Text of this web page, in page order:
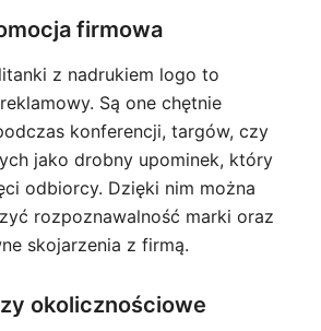
firmowa
z nadrukiem logo to
Są one chętnie
konferencji, targów, czy
jako drobny upominek, który
odbiorcy. Dzięki nim można
rozpoznawalność marki oraz
skojarzenia z firmą.
okolicznościowe